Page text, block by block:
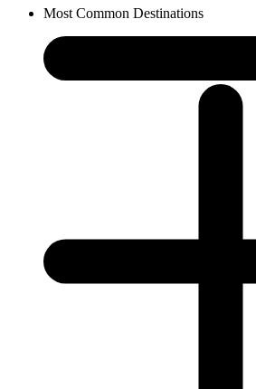
Most Common Destinations